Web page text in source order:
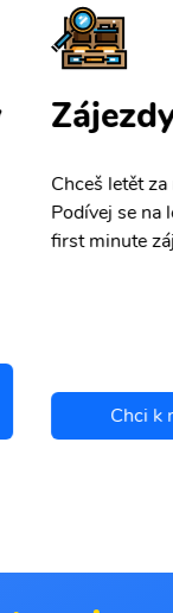
Chceš letět za
Podívej se na
first minute
Chci k